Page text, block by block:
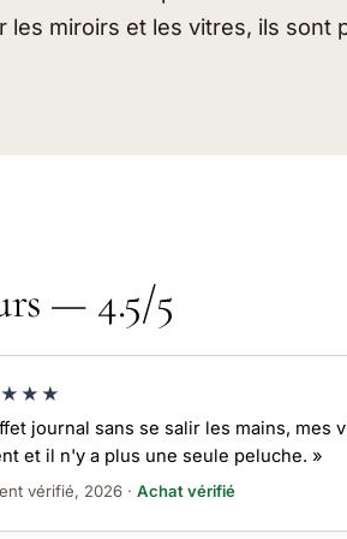
les miroirs et les vitres, ils sont
— 4.5/5
journal sans se salir les mains, mes
et il n'y a plus une seule peluche. »
vérifié, 2026 ·Achat vérifié